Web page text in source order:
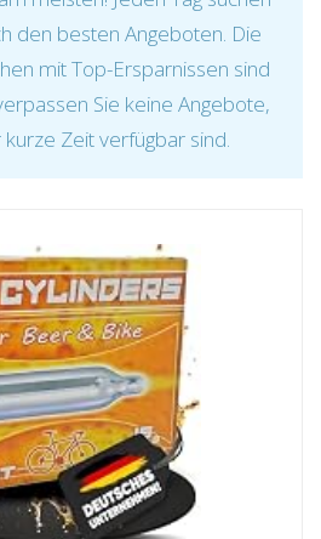
den besten Angeboten. Die
mit Top-Ersparnissen sind
Sie keine Angebote,
Zeit verfügbar sind.